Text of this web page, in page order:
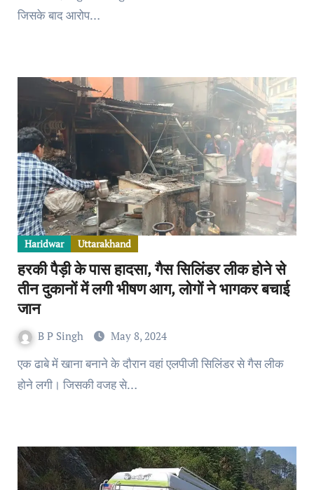
जिसके बाद आरोप…
Haridwar Uttarakhand
हरकी पैड़ी के पास हादसा, गैस सिलिंडर लीक होने से
तीन दुकानों में लगी भीषण आग, लोगों ने भागकर बचाई
जान
B P Singh May 8, 2024
एक ढाबे में खाना बनाने के दाैरान वहां एलपीजी सिलिंडर से गैस लीक
होने लगी। जिसकी वजह से…